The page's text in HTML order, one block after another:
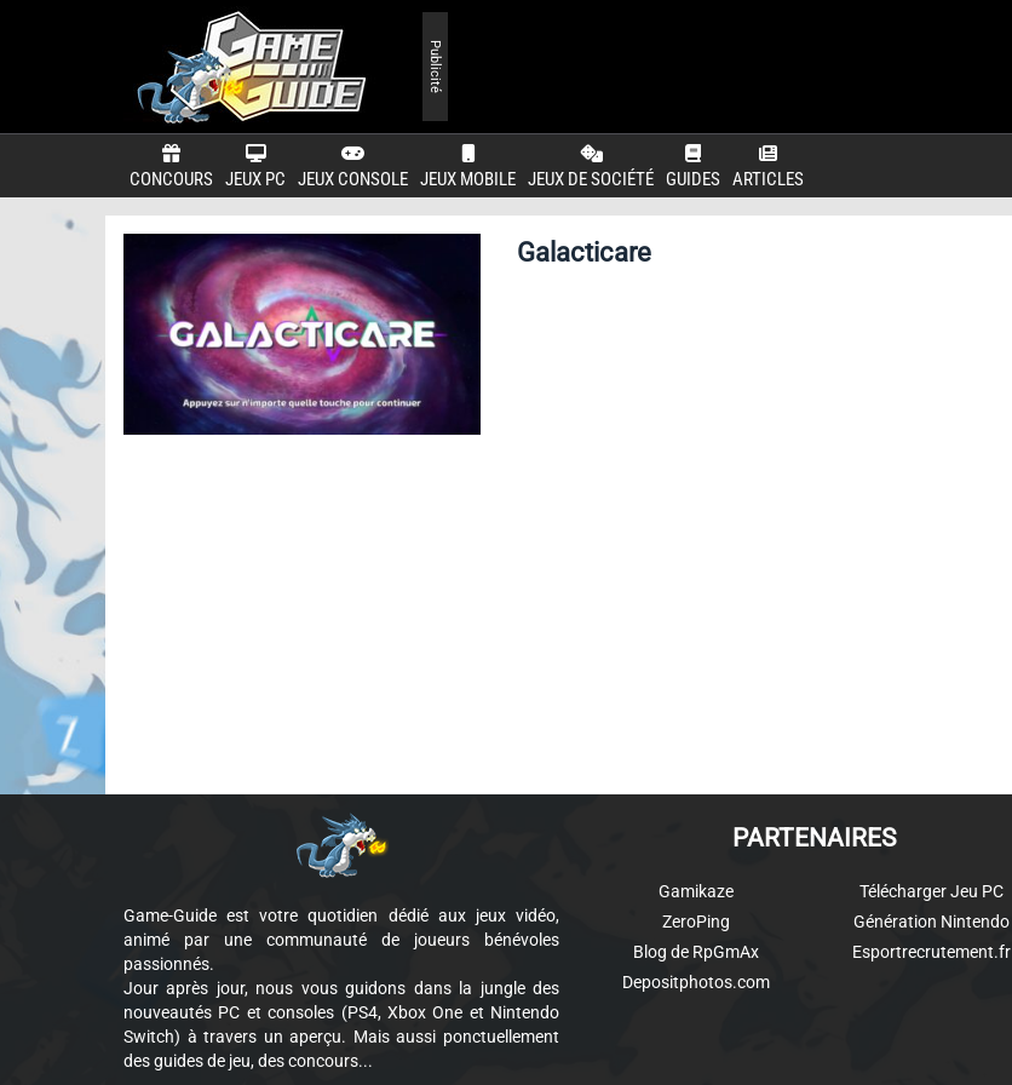
CONCOURS JEUX PC JEUX CONSOLE JEUX MOBILE JEUX DE SOCIÉTÉ GUIDES ARTICLES
Publicité
Galacticare
Game-Guide est votre quotidien dédié aux jeux vidéo,
animé par une communauté de joueurs bénévoles
passionnés.
Jour après jour, nous vous guidons dans la jungle des
nouveautés PC et consoles (PS4, Xbox One et Nintendo
Switch) à travers un aperçu. Mais aussi ponctuellement
des guides de jeu, des concours...
PARTENAIRES
Gamikaze
ZeroPing
Blog de RpGmAx
Depositphotos.com
Télécharger Jeu PC
Génération Nintendo
Esportrecrutement.fr